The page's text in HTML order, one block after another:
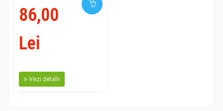
86,00
Lei
Vezi detalii